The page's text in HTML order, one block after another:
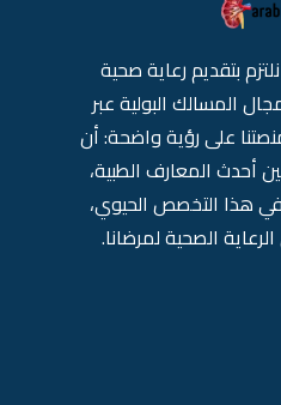
بتقديم رعاية صحية
المسالك البولية عبر
على رؤية واضحة: أن
أحدث المعارف الطبية،
في هذا التخصص الحيوي،
الصحية لمرضانا.